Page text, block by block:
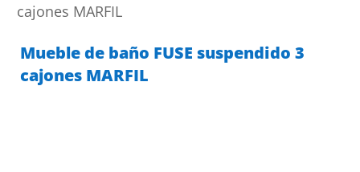
cajones MARFIL
Mueble de baño FUSE suspendido 3
cajones MARFIL